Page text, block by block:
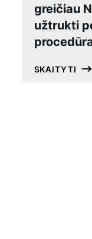
greičiau
užtrukti
SKAITYTI